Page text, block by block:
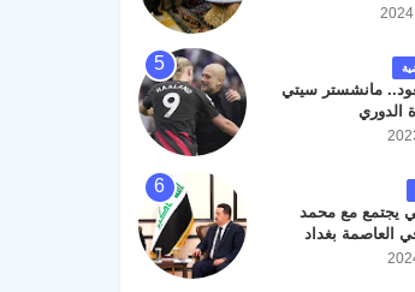
مانشستر سيتي
الدوري
يجتمع مع محمد
العاصمة بغداد